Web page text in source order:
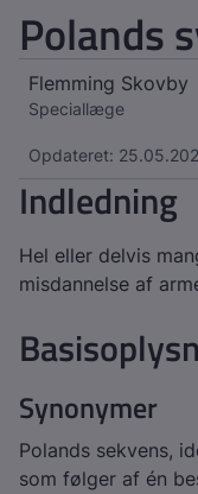
Polands
Flemming Skovby
Speciallæge
Opdateret:
Indledning
Hel eller delvis
misdannelse af
Synonymer
Polands sekvens,
som følger af én